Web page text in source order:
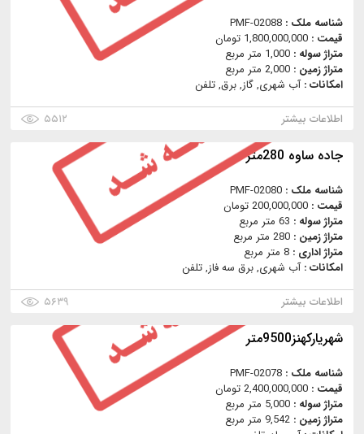
شناسه ملک : PMF-02088
قیمت : 1,800,000,000 تومان
متراژ سوله : 1,000 متر مربع
متراژ زمین : 2,000 متر مربع
امکانات :آب شهری, گاز, برق, تلفن
اطلاعات بیشتر
۵۵۱۲
جاده ساوه 280متر
شناسه ملک : PMF-02080
قیمت : 200,000,000 تومان
متراژ سوله : 63 متر مربع
متراژ زمین : 280 متر مربع
متراژ اداری : 8 متر مربع
امکانات :آب شهری, برق سه فاز, تلفن
اطلاعات بیشتر
۵۶۳۹
شهرياركهنز9500متر
شناسه ملک : PMF-02078
قیمت : 2,400,000,000 تومان
متراژ سوله : 5,000 متر مربع
متراژ زمین : 9,542 متر مربع